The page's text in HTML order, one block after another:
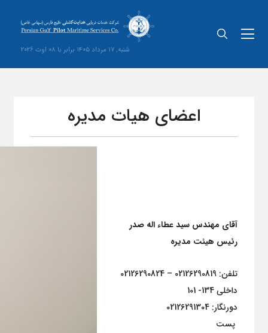
شنبه, 17 مرداد 1405 برابر با 08 اوت 2026
اعضای هیات مدیره
آقای مهندس سید عطاء اله صدر
رئیس هیئت مدیره
تلفن: 02126290819 – 02126290824
داخلی 134- 101
دورنگار: 02126291304
پست